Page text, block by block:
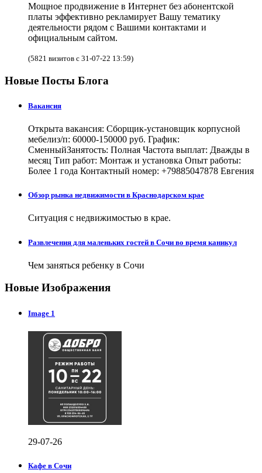
Мощное продвижение в Интернет без абонентской
платы эффективно рекламирует Вашу тематику
деятельности рядом с Вашими контактами и
официальным сайтом.
(5821 визитов с 31-07-22 13:59)
Новые Посты Блога
Вакансия
Открыта вакансия: Сборщик-установщик корпусной
мебелиз/п: 60000-150000 руб. График:
СменныйЗанятость: Полная Частота выплат: Дважды в
месяц Тип работ: Монтаж и установка Опыт работы:
Более 1 года Контактный номер: +79885047878 Евгения
Обзор рынка недвижимости в Краснодарском крае
Ситуация с недвижимостью в крае.
Развлечения для маленьких гостей в Сочи во время каникул
Чем заняться ребенку в Сочи
Новые Изображения
Image 1
29-07-26
Кафе в Сочи